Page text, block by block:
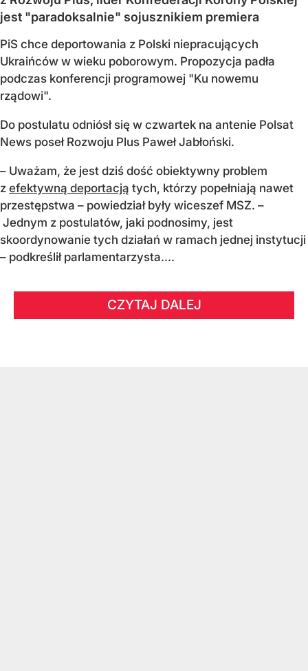
jest "paradoksalnie" sojusznikiem premiera
PiS chce deportowania z Polski niepracujących
Ukraińców w wieku poborowym. Propozycja padła
podczas konferencji programowej "Ku nowemu
rządowi".
Do postulatu odniósł się w czwartek na antenie Polsat
News poseł Rozwoju Plus Paweł Jabłoński.
– Uważam, że jest dziś dość obiektywny problem
z efektywną deportacją tych, którzy popełniają nawet
przestępstwa – powiedział były wiceszef MSZ. –
Jednym z postulatów, jaki podnosimy, jest
skoordynowanie tych działań w ramach jednej instytucji
– podkreślił parlamentarzysta....
CZYTAJ DALEJ